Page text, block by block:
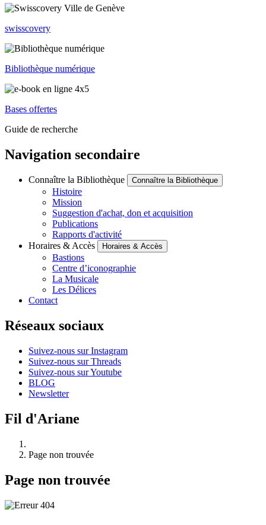
swisscovery
Bibliothèque numérique
Bases offertes
Guide de recherche
Navigation secondaire
Connaître la Bibliothèque Connaître la Bibliothèque
Histoire
Mission
Suggestion d'achat, don et acquisition
Publications
Rapports d'activité
Horaires & Accès
Horaires & Accès
Bastions
Centre d’iconographie
La Musicale
Les Délices
Contact
Réseaux sociaux
Suivez-nous sur Instagram
Suivez-nous sur Threads
Suivez-nous sur Youtube
BLOG
Newsletter
Fil d'Ariane
Page non trouvée
Page non trouvée